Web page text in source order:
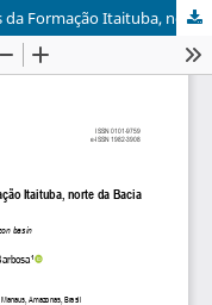
Aspectos Diagenéticos dos Carbonatos da Formação Itaituba, norte da Bacia do Amazonas